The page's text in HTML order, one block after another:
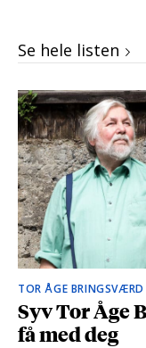
Se hele listen
TOR ÅGE
Syv Tor Åge
få med deg